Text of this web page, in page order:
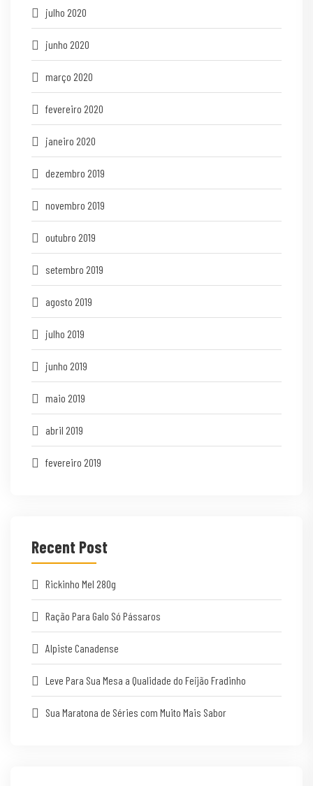
julho 2020
junho 2020
março 2020
fevereiro 2020
janeiro 2020
dezembro 2019
novembro 2019
outubro 2019
setembro 2019
agosto 2019
julho 2019
junho 2019
maio 2019
abril 2019
fevereiro 2019
Recent Post
Rickinho Mel 280g
Ração Para Galo Só Pássaros
Alpiste Canadense
Leve Para Sua Mesa a Qualidade do Feijão Fradinho
Sua Maratona de Séries com Muito Mais Sabor